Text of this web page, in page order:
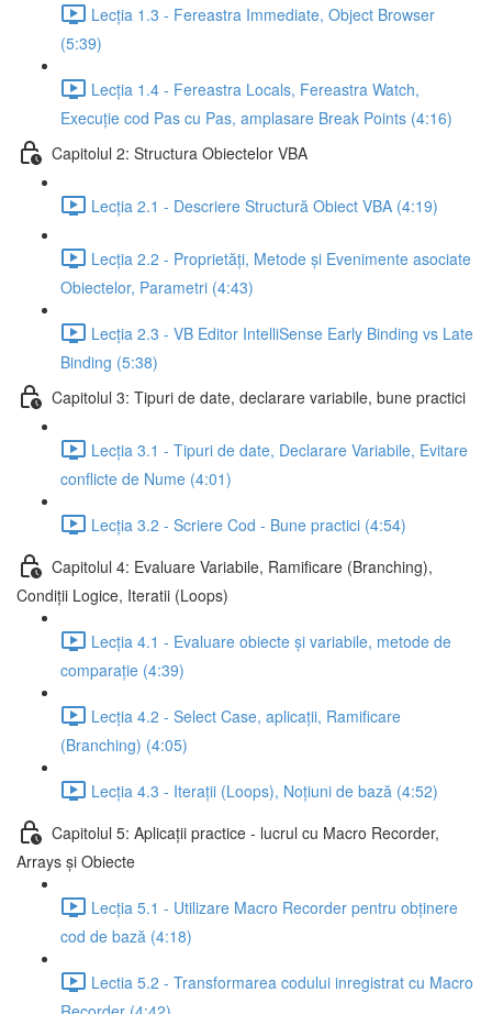
Lecția 1.3 - Fereastra Immediate, Object Browser
(5:39)
Lecția 1.4 - Fereastra Locals, Fereastra Watch,
Execuție cod Pas cu Pas, amplasare Break Points (4:16)
Capitolul 2: Structura Obiectelor VBA
Lecția 2.1 - Descriere Structură Obiect VBA (4:19)
Lecția 2.2 - Proprietăți, Metode și Evenimente asociate
Obiectelor, Parametri (4:43)
Lecția 2.3 - VB Editor IntelliSense Early Binding vs Late
Binding (5:38)
Capitolul 3: Tipuri de date, declarare variabile, bune practici
Lecția 3.1 - Tipuri de date, Declarare Variabile, Evitare
conflicte de Nume (4:01)
Lecția 3.2 - Scriere Cod - Bune practici (4:54)
Capitolul 4: Evaluare Variabile, Ramificare (Branching),
Condiții Logice, Iteratii (Loops)
Lecția 4.1 - Evaluare obiecte și variabile, metode de
comparație (4:39)
Lecția 4.2 - Select Case, aplicații, Ramificare
(Branching) (4:05)
Lecția 4.3 - Iterații (Loops), Noțiuni de bază (4:52)
Capitolul 5: Aplicații practice - lucrul cu Macro Recorder,
Arrays și Obiecte
Lecția 5.1 - Utilizare Macro Recorder pentru obținere
cod de bază (4:18)
Lectia 5.2 - Transformarea codului inregistrat cu Macro